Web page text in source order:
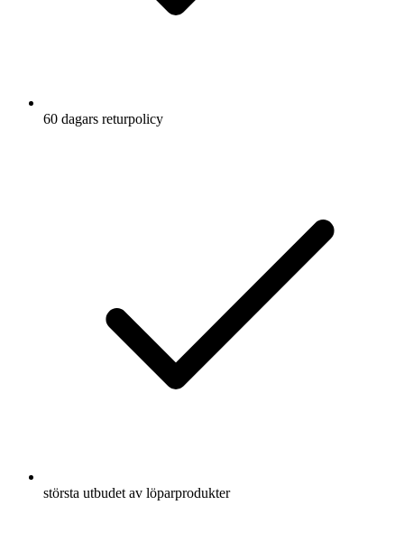
60 dagars returpolicy
största utbudet av löparprodukter